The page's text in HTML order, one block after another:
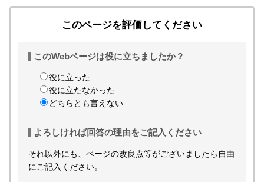
このページを評価してください
このWebページは役に立ちましたか？
役に立った
役に立たなかった
どちらとも言えない
よろしければ回答の理由をご記入ください
それ以外にも、ページの改良点等がございましたら自由
にご記入ください。